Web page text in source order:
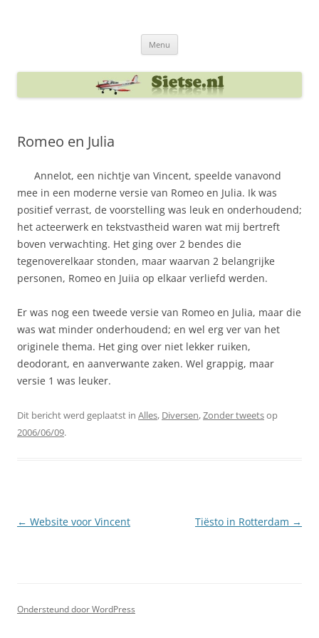
Menu
Romeo en Julia
Annelot, een nichtje van Vincent, speelde vanavond
mee in een moderne versie van Romeo en Julia. Ik was
positief verrast, de voorstelling was leuk en onderhoudend;
het acteerwerk en tekstvastheid waren wat mij bertreft
boven verwachting. Het ging over 2 bendes die
tegenoverelkaar stonden, maar waarvan 2 belangrijke
personen, Romeo en Juiia op elkaar verliefd werden.
Er was nog een tweede versie van Romeo en Julia, maar die
was wat minder onderhoudend; en wel erg ver van het
originele thema. Het ging over niet lekker ruiken,
deodorant, en aanverwante zaken. Wel grappig, maar
versie 1 was leuker.
Dit bericht werd geplaatst in Alles, Diversen,Zonder tweetsop
2006/06/09.
Berichtnavigatie
← Website voor Vincent Tiësto in Rotterdam →
Ondersteund door WordPress